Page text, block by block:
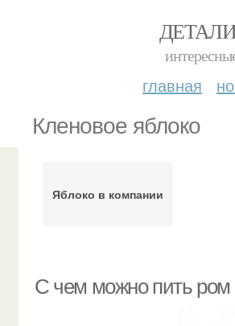
главная
Кленовое яблоко
Яблоко в компании
С чем можно пить ром